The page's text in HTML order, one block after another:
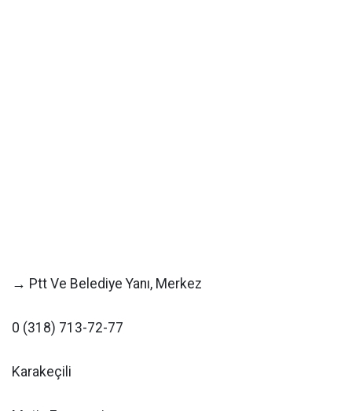
→ Ptt Ve Belediye Yanı, Merkez
0 (318) 713-72-77
Karakeçili